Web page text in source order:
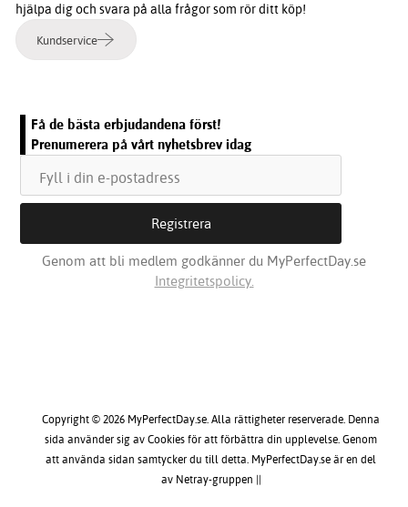
hjälpa dig och svara på alla frågor som rör ditt köp!
Kundservice
Få de bästa erbjudandena först!
Prenumerera på vårt nyhetsbrev idag
Genom att bli medlem godkänner du MyPerfectDay.se
Integritetspolicy.
Copyright © 2026 MyPerfectDay.se. Alla rättigheter reserverade. Denna
sida använder sig av Cookies för att förbättra din upplevelse. Genom
att använda sidan samtycker du till detta. MyPerfectDay.se är en del
av Netray-gruppen ||